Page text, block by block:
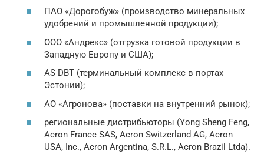
ПАО «Дорогобуж» (производство минеральных
удобрений и промышленной продукции);
ООО «Андрекс» (отгрузка готовой продукции в
Западную Европу и США);
AS DBT (терминальный комплекс в портах
Эстонии);
АО «Агронова» (поставки на внутренний рынок);
региональные дистрибьюторы (Yong Sheng Feng,
Acron France SAS, Acron Switzerland AG, Acron
USA, Inc., Acron Argentina, S.R.L., Acron Brazil Ltda).